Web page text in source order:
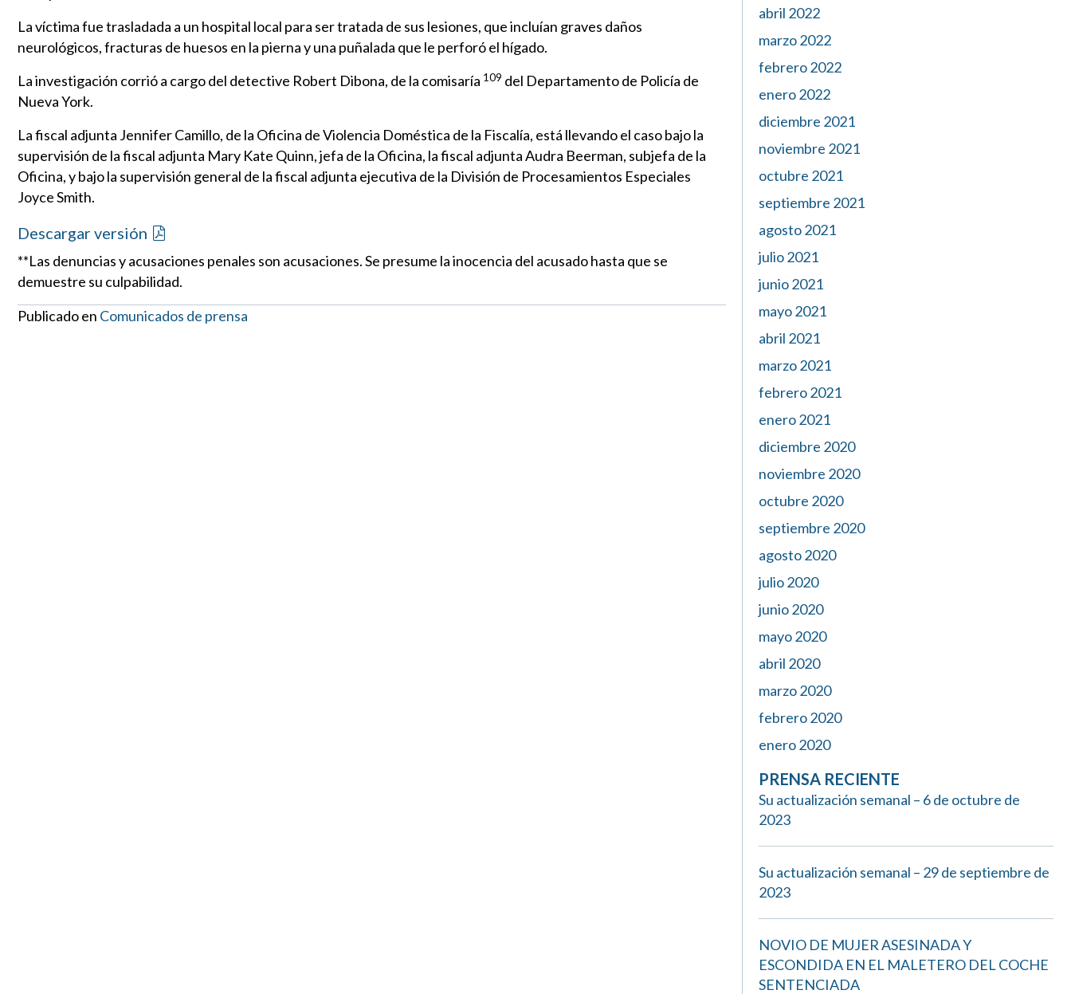
La víctima fue trasladada a un hospital local para ser tratada de sus lesiones, que incluían graves daños
neurológicos, fracturas de huesos en la pierna y una puñalada que le perforó el hígado.
La investigación corrió a cargo del detective Robert Dibona, de la comisaría 109 del Departamento de Policía de
Nueva York.
La fiscal adjunta Jennifer Camillo, de la Oficina de Violencia Doméstica de la Fiscalía, está llevando el caso bajo la
supervisión de la fiscal adjunta Mary Kate Quinn, jefa de la Oficina, la fiscal adjunta Audra Beerman, subjefa de la
Oficina, y bajo la supervisión general de la fiscal adjunta ejecutiva de la División de Procesamientos Especiales
Joyce Smith.
Descargar versión
**Las denuncias y acusaciones penales son acusaciones. Se presume la inocencia del acusado hasta que se
demuestre su culpabilidad.
Publicado en Comunicados de prensa
abril 2022
marzo 2022
febrero 2022
enero 2022
diciembre 2021
noviembre 2021
octubre 2021
septiembre 2021
agosto 2021
julio 2021
junio 2021
mayo 2021
abril 2021
marzo 2021
febrero 2021
enero 2021
diciembre 2020
noviembre 2020
octubre 2020
septiembre 2020
agosto 2020
julio 2020
junio 2020
mayo 2020
abril 2020
marzo 2020
febrero 2020
enero 2020
PRENSA RECIENTE
Su actualización semanal – 6 de octubre de
2023
Su actualización semanal – 29 de septiembre de
2023
NOVIO DE MUJER ASESINADA Y
ESCONDIDA EN EL MALETERO DEL COCHE
SENTENCIADA